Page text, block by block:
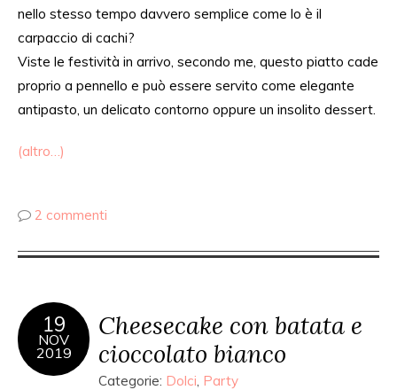
nello stesso tempo davvero semplice come lo è il
carpaccio di cachi?
Viste le festività in arrivo, secondo me, questo piatto cade
proprio a pennello e può essere servito come elegante
antipasto, un delicato contorno oppure un insolito dessert.
(altro…)
2 commenti
19
NOV
2019
Cheesecake con batata e
cioccolato bianco
Categorie: Dolci, Party